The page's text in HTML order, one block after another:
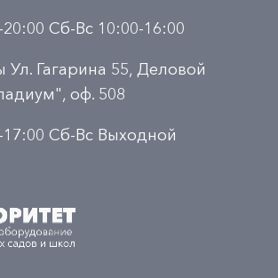
Сб-Вс 10:00-16:00
Ул. Гагарина 55, Деловой
оф. 508
Сб-Вс Выходной